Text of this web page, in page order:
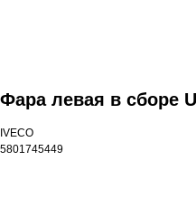
Фара левая в сборе
IVECO
5801745449